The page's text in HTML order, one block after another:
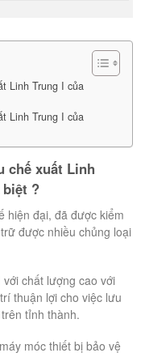
Linh Trung I của
Linh Trung I của
chế xuất Linh
biệt ?
hiện đại, đã được kiểm
được nhiều chủng loại
với chất lượng cao với
thuận lợi cho việc lưu
tỉnh thành.
móc thiết bị bảo vệ